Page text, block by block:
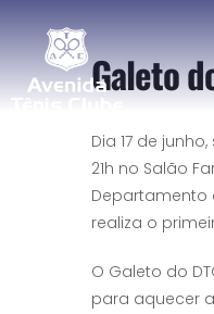
Galeto
Dia 17 de
21h no Salão
Departamento
realiza o
O Galeto do
para aquecer